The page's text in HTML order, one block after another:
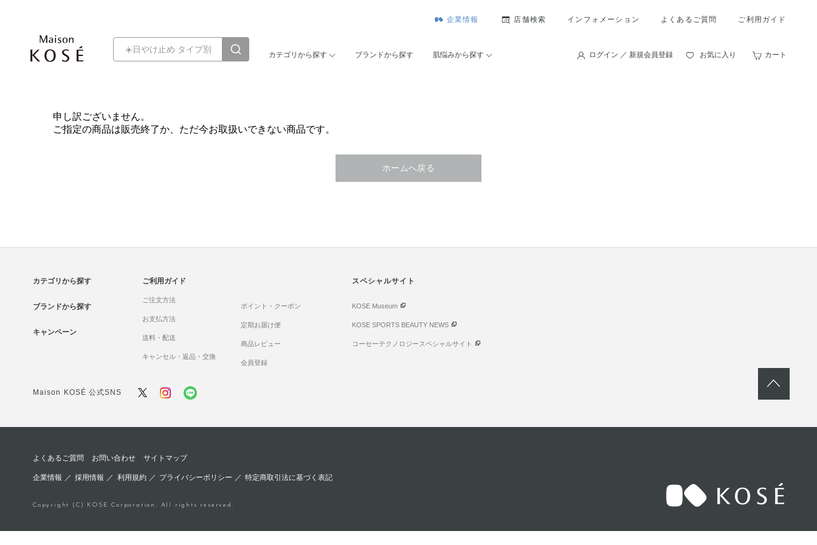
企業情報 店舗検索 インフォメーション よくあるご質問 ご利用ガイド
カテゴリから探す ブランドから探す 肌悩みから探す ログイン ／ 新規会員登録 お気に入り カート
申し訳ございません。
ご指定の商品は販売終了か、ただ今お取扱いできない商品です。
ホームへ戻る
カテゴリから探す
ブランドから探す
キャンペーン
ご利用ガイド
ご注文方法
お支払方法
送料・配送
キャンセル・返品・交換
ポイント・クーポン
定期お届け便
商品レビュー
会員登録
スペシャルサイト
KOSE Museum
KOSE SPORTS BEAUTY NEWS
コーセーテクノロジースペシャルサイト
Maison KOSÉ 公式SNS
よくあるご質問 お問い合わせ サイトマップ
企業情報 ／採用情報 ／ 利用規約／ プライバシーポリシー ／ 特定商取引法に基づく表記
Copyright (C) KOSE Corporation. All rights reserved.